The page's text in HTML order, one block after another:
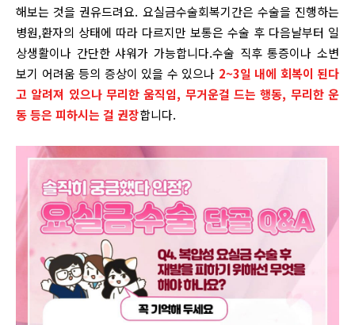
해보는 것을 권유드려요. 요실금수술회복기간은 수술을 진행하는
병원,환자의 상태에 따라 다르지만 보통은 수술 후 다음날부터 일
상생활이나 간단한 샤워가 가능합니다.수술 직후 통증이나 소변
보기 어려움 등의 증상이 있을 수 있으나 2~3일 내에 회복이 된다
고 알려져 있으나 무리한 움직임, 무거운걸 드는 행동, 무리한 운
동 등은 피하시는 걸 권장합니다.